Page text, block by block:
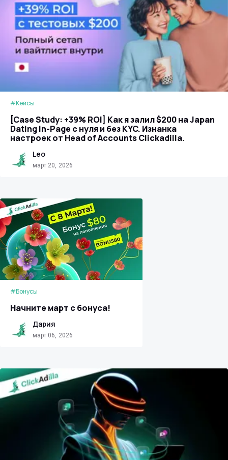
#Кейсы
[Case Study: +39% ROI] Как я залил $200 на Japan
Dating In-Page с нуля и без KYC. Изнанка
настроек от Head of Accounts Clickadilla.
Leo
март 20, 2026
#Бонусы
Начните март с бонуса!
Дария
март 06, 2026